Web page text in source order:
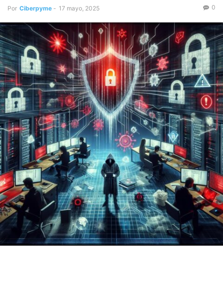
Por Ciberpyme - 17 mayo, 2025 0